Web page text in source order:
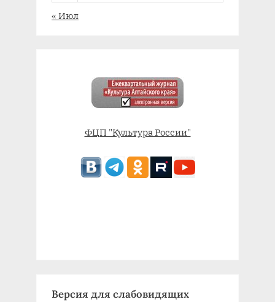
« Июл
ФЦП "Культура России"
Версия для слабовидящих